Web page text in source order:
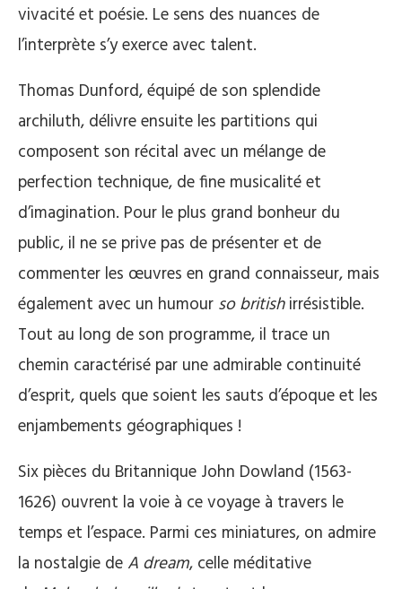
vivacité et poésie. Le sens des nuances de
l’interprète s’y exerce avec talent.
Thomas Dunford, équipé de son splendide
archiluth, délivre ensuite les partitions qui
composent son récital avec un mélange de
perfection technique, de fine musicalité et
d’imagination. Pour le plus grand bonheur du
public, il ne se prive pas de présenter et de
commenter les œuvres en grand connaisseur, mais
également avec un humour so britishirrésistible.
Tout au long de son programme, il trace un
chemin caractérisé par une admirable continuité
d’esprit, quels que soient les sauts d’époque et les
enjambements géographiques !
Six pièces du Britannique John Dowland (1563-
1626) ouvrent la voie à ce voyage à travers le
temps et l’espace. Parmi ces miniatures, on admire
la nostalgie de A dream, celle méditative